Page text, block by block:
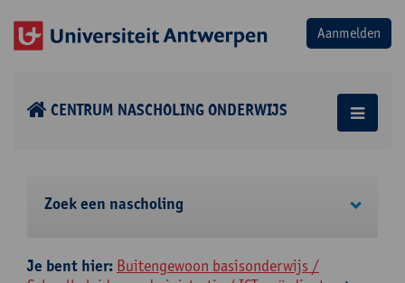
CENTRUM NASCHOLING ONDERWIJS
Zoek een nascholing
Je bent hier: Buitengewoon basisonderwijs /